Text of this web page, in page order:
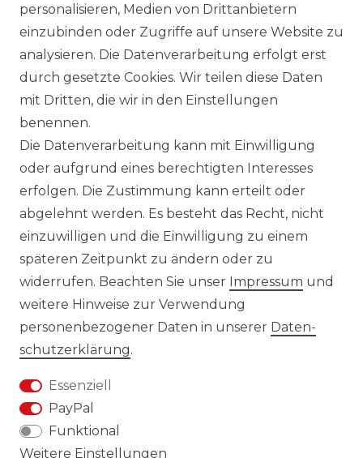
LIEFERZEIT ETWA 1 BIS 3 WERKTAGE
14 TAGE RÜCKGABERECHT
Laro-Shop.de
06233-7705680
info@laro-shop.de
Montag - Freitag, 09:00 - 17:00
Widerrufs­recht
personalisieren, Medien von Drittanbietern
einzubinden oder Zugriffe auf unsere Website zu
analysieren. Die Datenverarbeitung erfolgt erst
durch gesetzte Cookies. Wir teilen diese Daten
mit Dritten, die wir in den Einstellungen
benennen.
Die Datenverarbeitung kann mit Einwilligung
oder aufgrund eines berechtigten Interesses
erfolgen. Die Zustimmung kann erteilt oder
abgelehnt werden. Es besteht das Recht, nicht
einzuwilligen und die Einwilligung zu einem
späteren Zeitpunkt zu ändern oder zu
widerrufen. Beachten Sie unser Impressum und
weitere Hinweise zur Verwendung
personenbezogener Daten in unserer Daten­
schutz­erklärung.
Essenziell
PayPal
Funktional
Weitere Einstellungen